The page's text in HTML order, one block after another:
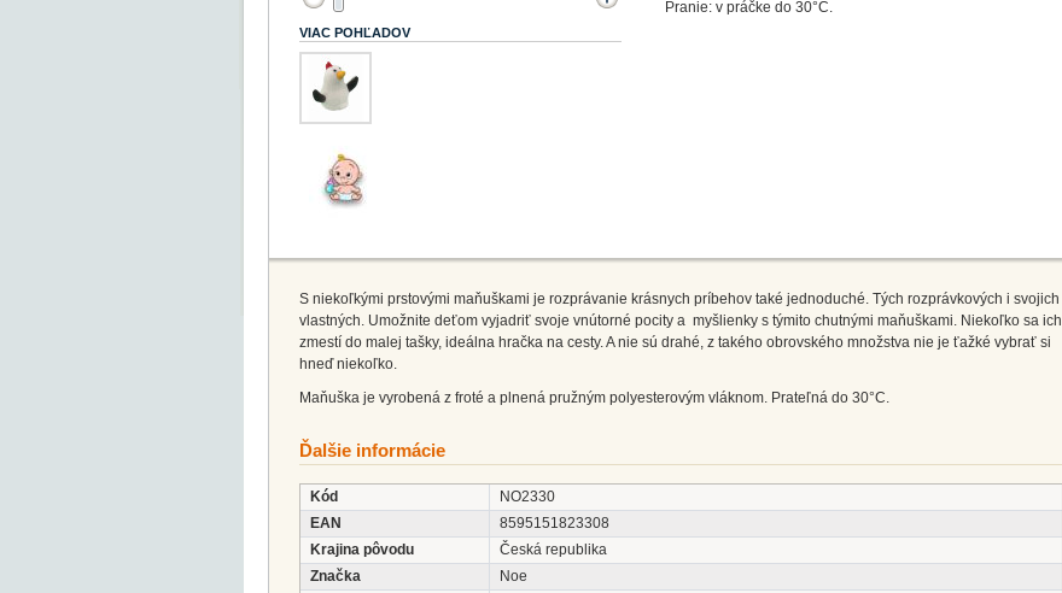
Pranie: v práčke do 30°C.
VIAC POHĽADOV
S niekoľkými prstovými maňuškami je rozprávanie krásnych príbehov také jednoduché. Tých rozprávkových i svojich
vlastných. Umožnite deťom vyjadriť svoje vnútorné pocity a myšlienky s týmito chutnými maňuškami. Niekoľko sa ich
zmestí do malej tašky, ideálna hračka na cesty. A nie sú drahé, z takého obrovského množstva nie je ťažké vybrať si
hneď niekoľko.
Maňuška je vyrobená z froté a plnená pružným polyesterovým vláknom. Prateľná do 30°C.
Ďalšie informácie
Kód
NO2330
EAN
8595151823308
Krajina pôvodu
Česká republika
Značka
Noe